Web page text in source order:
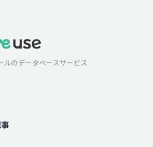
ルのデータベースサービス